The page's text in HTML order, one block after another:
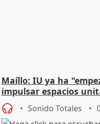
Maíllo: IU ya ha
impulsar espacios
Sonido Totales